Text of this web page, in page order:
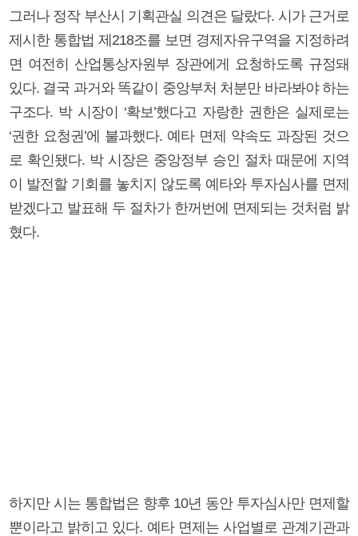
그러나 정작 부산시 기획관실 의견은 달랐다. 시가 근거로
제시한 통합법 제218조를 보면 경제자유구역을 지정하려
면 여전히 산업통상자원부 장관에게 요청하도록 규정돼
있다. 결국 과거와 똑같이 중앙부처 처분만 바라봐야 하는
구조다. 박 시장이 ‘확보’했다고 자랑한 권한은 실제로는
‘권한 요청권’에 불과했다. 예타 면제 약속도 과장된 것으
로 확인됐다. 박 시장은 중앙정부 승인 절차 때문에 지역
이 발전할 기회를 놓치지 않도록 예타와 투자심사를 면제
받겠다고 발표해 두 절차가 한꺼번에 면제되는 것처럼 밝
혔다.
하지만 시는 통합법은 향후 10년 동안 투자심사만 면제할
뿐이라고 밝히고 있다. 예타 면제는 사업별로 관계기관과